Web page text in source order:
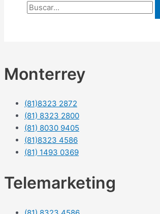
Monterrey
(81)8323 2872
(81) 8323 2800
(81) 8030 9405
(81)8323 4586
(81) 1493 0369
Telemarketing